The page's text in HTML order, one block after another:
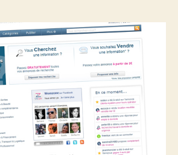
les
Tourangeaux
de
Womzone
?